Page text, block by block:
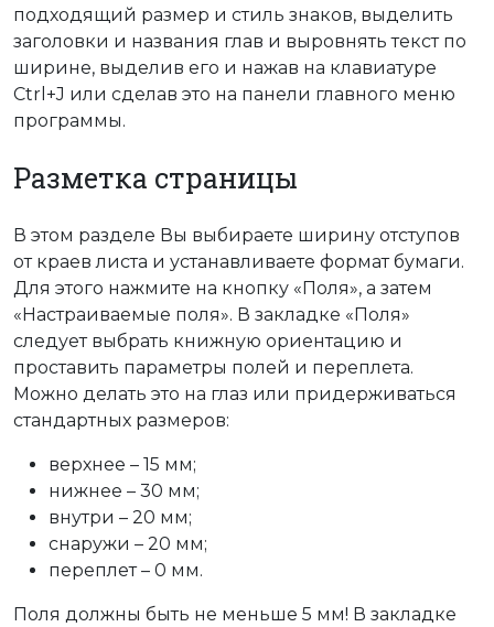
подходящий размер и стиль знаков, выделить
заголовки и названия глав и выровнять текст по
ширине, выделив его и нажав на клавиатуре
Ctrl+J или сделав это на панели главного меню
программы.
Разметка страницы
В этом разделе Вы выбираете ширину отступов
от краев листа и устанавливаете формат бумаги.
Для этого нажмите на кнопку «Поля», а затем
«Настраиваемые поля». В закладке «Поля»
следует выбрать книжную ориентацию и
проставить параметры полей и переплета.
Можно делать это на глаз или придерживаться
стандартных размеров:
верхнее – 15 мм;
нижнее – 30 мм;
внутри – 20 мм;
снаружи – 20 мм;
переплет – 0 мм.
Поля должны быть не меньше 5 мм! В закладке